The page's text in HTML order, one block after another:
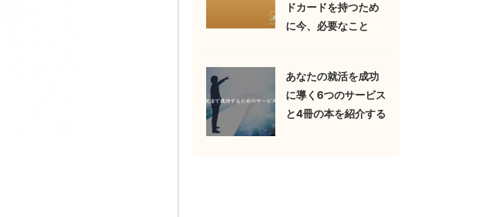
ドカードを持つため
に今、必要なこと
あなたの就活を成功
に導く6つのサービス
と4冊の本を紹介する